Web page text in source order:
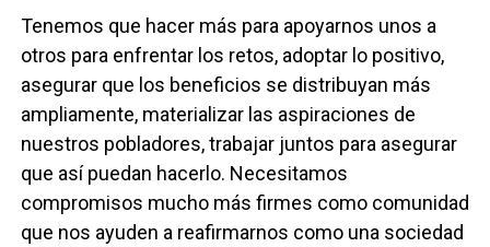
Tenemos que hacer más para apoyarnos unos a
otros para enfrentar los retos, adoptar lo positivo,
asegurar que los beneficios se distribuyan más
ampliamente, materializar las aspiraciones de
nuestros pobladores, trabajar juntos para asegurar
que así puedan hacerlo. Necesitamos
compromisos mucho más firmes como comunidad
que nos ayuden a reafirmarnos como una sociedad